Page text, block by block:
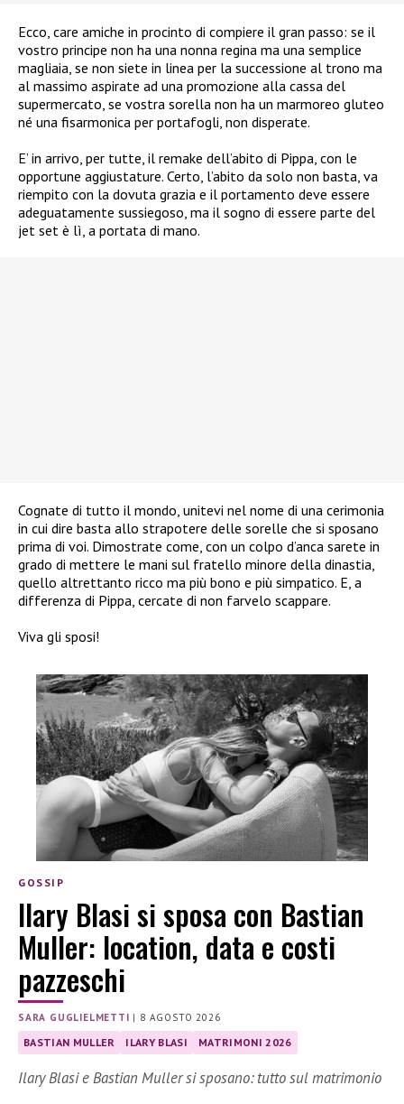
Ecco, care amiche in procinto di compiere il gran passo: se il
vostro principe non ha una nonna regina ma una semplice
magliaia, se non siete in linea per la successione al trono ma
al massimo aspirate ad una promozione alla cassa del
supermercato, se vostra sorella non ha un marmoreo gluteo
né una fisarmonica per portafogli, non disperate.
E’ in arrivo, per tutte, il remake dell’abito di Pippa, con le
opportune aggiustature. Certo, l’abito da solo non basta, va
riempito con la dovuta grazia e il portamento deve essere
adeguatamente sussiegoso, ma il sogno di essere parte del
jet set è lì, a portata di mano.
Cognate di tutto il mondo, unitevi nel nome di una cerimonia
in cui dire basta allo strapotere delle sorelle che si sposano
prima di voi. Dimostrate come, con un colpo d’anca sarete in
grado di mettere le mani sul fratello minore della dinastia,
quello altrettanto ricco ma più bono e più simpatico. E, a
differenza di Pippa, cercate di non farvelo scappare.
Viva gli sposi!
GOSSIP
Ilary Blasi si sposa con Bastian
Muller: location, data e costi
pazzeschi
SARA GUGLIELMETTI | 8 AGOSTO 2026
BASTIAN MULLER ILARY BLASI MATRIMONI 2026
Ilary Blasi e Bastian Muller si sposano: tutto sul matrimonio